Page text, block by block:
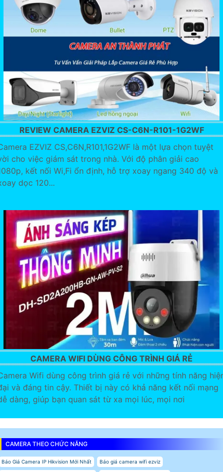
REVIEW CAMERA EZVIZ CS-C6N-R101-1G2WF
EZVIZ CS,C6N,R101,1G2WF là một lựa chọn tuyệt
cho việc giám sát trong nhà. Với độ phân giải cao
kết nối Wi,Fi ổn định, hỗ trợ xoay ngang 340 độ và
dọc 120...
CAMERA WIFI DÙNG CÔNG TRÌNH GIÁ RẺ
Wifi dùng công trình giá rẻ với những tính năng
và đáng tin cậy. Thiết bị này có khả năng kết nối mạng
dàng, giúp bạn quan sát từ xa mọi lúc, mọi nơi
CAMERA THEO CHỨC NĂNG
Báo Giá Camera IP Hikvision Mới Nhất Báo giá camera wifi ezviz